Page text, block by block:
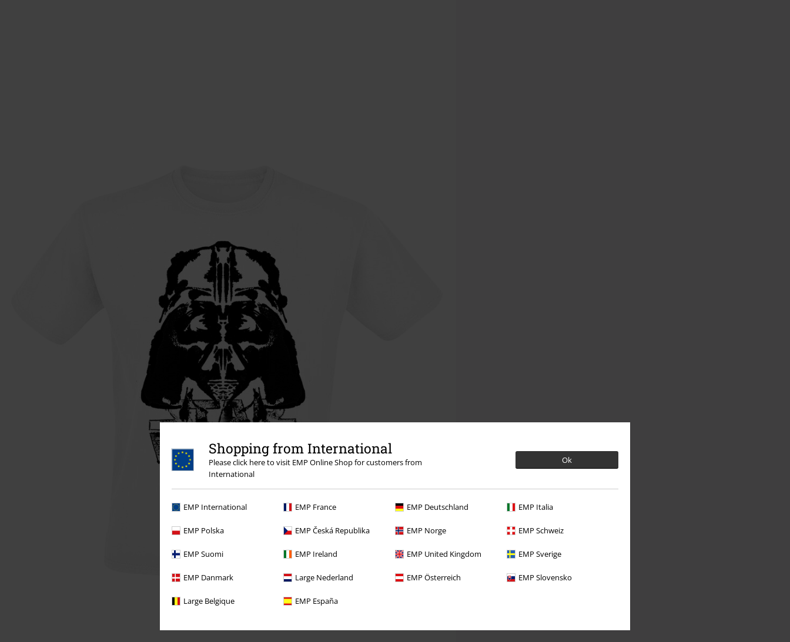
Shopping from International
Please click here to visit EMP Online Shop for customers from
International
Ok
EMP International EMP France EMP Deutschland EMP Italia
EMP Polska EMP Česká Republika EMP Norge EMP Schweiz
EMP Suomi EMP Ireland EMP United Kingdom EMP Sverige
EMP Danmark Large Nederland EMP Österreich EMP Slovensko
Large Belgique EMP España